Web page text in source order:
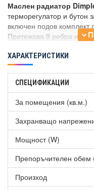
Маслен радиатор
терморегулатор и бутон
включен подов комплект
Притежава 9 ребра и
ХАРАКТЕРИСТИКИ
СПЕЦИФИКАЦИИ
За помещения (кв.м.)
Захранващо
Мощност (W)
Препоръчителен обем
Произход